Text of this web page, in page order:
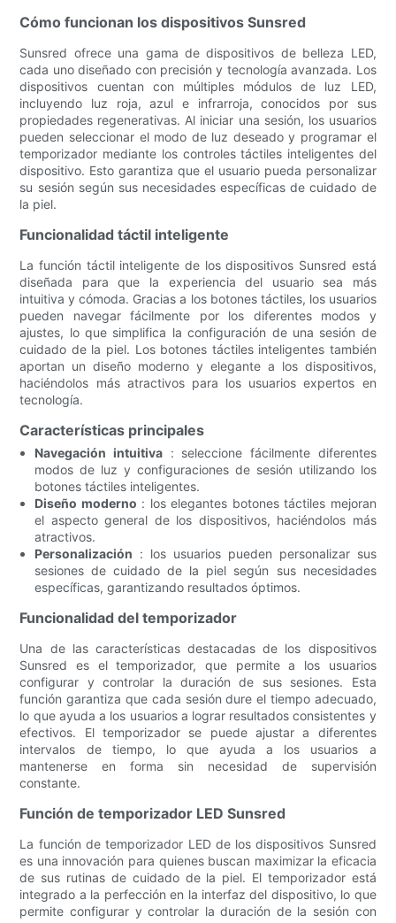
Cómo funcionan los dispositivos Sunsred
Sunsred ofrece una gama de dispositivos de belleza LED,
cada uno diseñado con precisión y tecnología avanzada. Los
dispositivos cuentan con múltiples módulos de luz LED,
incluyendo luz roja, azul e infrarroja, conocidos por sus
propiedades regenerativas. Al iniciar una sesión, los usuarios
pueden seleccionar el modo de luz deseado y programar el
temporizador mediante los controles táctiles inteligentes del
dispositivo. Esto garantiza que el usuario pueda personalizar
su sesión según sus necesidades específicas de cuidado de
la piel.
Funcionalidad táctil inteligente
La función táctil inteligente de los dispositivos Sunsred está
diseñada para que la experiencia del usuario sea más
intuitiva y cómoda. Gracias a los botones táctiles, los usuarios
pueden navegar fácilmente por los diferentes modos y
ajustes, lo que simplifica la configuración de una sesión de
cuidado de la piel. Los botones táctiles inteligentes también
aportan un diseño moderno y elegante a los dispositivos,
haciéndolos más atractivos para los usuarios expertos en
tecnología.
Características principales
Navegación intuitiva: seleccione fácilmente diferentes
modos de luz y configuraciones de sesión utilizando los
botones táctiles inteligentes.
Diseño moderno : los elegantes botones táctiles mejoran
el aspecto general de los dispositivos, haciéndolos más
atractivos.
Personalización : los usuarios pueden personalizar sus
sesiones de cuidado de la piel según sus necesidades
específicas, garantizando resultados óptimos.
Funcionalidad del temporizador
Una de las características destacadas de los dispositivos
Sunsred es el temporizador, que permite a los usuarios
configurar y controlar la duración de sus sesiones. Esta
función garantiza que cada sesión dure el tiempo adecuado,
lo que ayuda a los usuarios a lograr resultados consistentes y
efectivos. El temporizador se puede ajustar a diferentes
intervalos de tiempo, lo que ayuda a los usuarios a
mantenerse en forma sin necesidad de supervisión
constante.
Función de temporizador LED Sunsred
La función de temporizador LED de los dispositivos Sunsred
es una innovación para quienes buscan maximizar la eficacia
de sus rutinas de cuidado de la piel. El temporizador está
integrado a la perfección en la interfaz del dispositivo, lo que
permite configurar y controlar la duración de la sesión con